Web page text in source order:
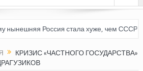
Россия стала хуже, чем СССР?
КРИЗИС «ЧАСТНОГО ГОСУДАРСТВА»